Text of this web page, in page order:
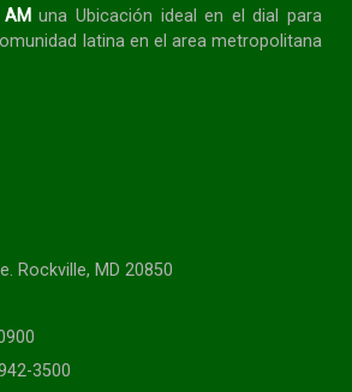
una Ubicación ideal en el dial para
latina en el area metropolitana
Rockville, MD 20850
3500